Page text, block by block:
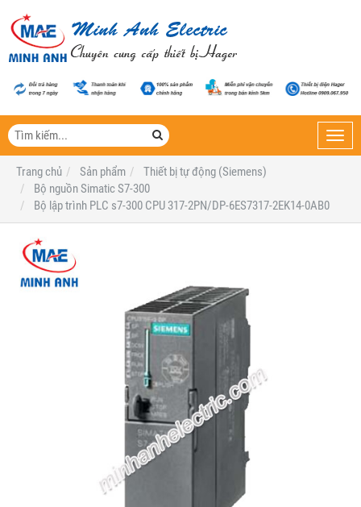
Trang chủ
Sản phẩm
Thiết bị tự động (Siemens)
Bộ nguồn Simatic S7-300
Bộ lập trình PLC s7-300 CPU 317-2PN/DP-6ES7317-2EK14-0AB0